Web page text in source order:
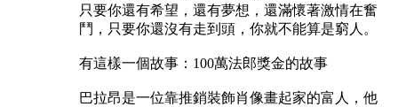
只要你還有希望，還有夢想，還滿懷著激情在奮
鬥，只要你還沒有走到頭，你就不能算是窮人。
有這樣一個故事：100萬法郎獎金的故事
巴拉昂是一位靠推銷裝飾肖像畫起家的富人，他